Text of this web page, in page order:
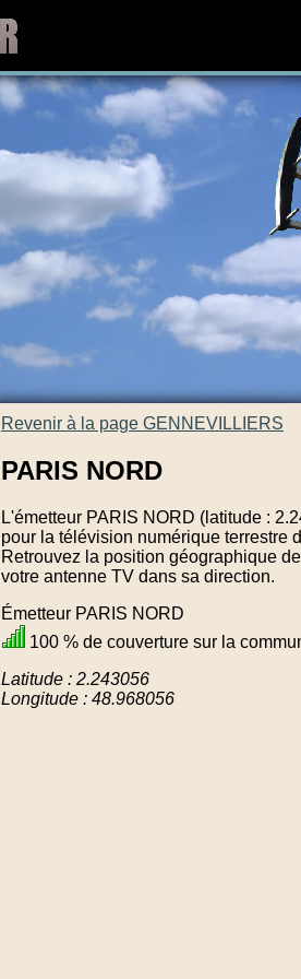
Revenir à la page GENNEVILLIERS
PARIS NORD
L'émetteur PARIS NORD (latitude :
pour la télévision numérique terrestre
Retrouvez la position géographique
votre antenne TV dans sa direction.
Émetteur PARIS NORD
100 % de couverture sur la
Latitude : 2.243056
Longitude : 48.968056